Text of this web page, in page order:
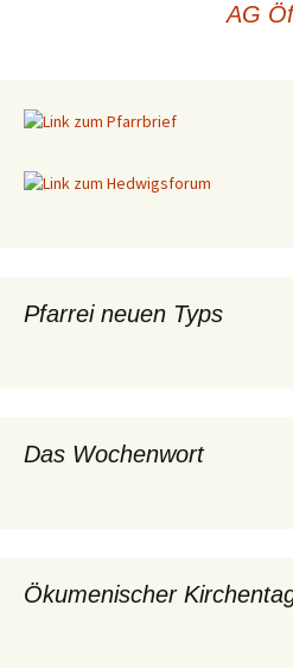
AG
Pfarrei neuen Typs
Das Wochenwort
Ökumenischer